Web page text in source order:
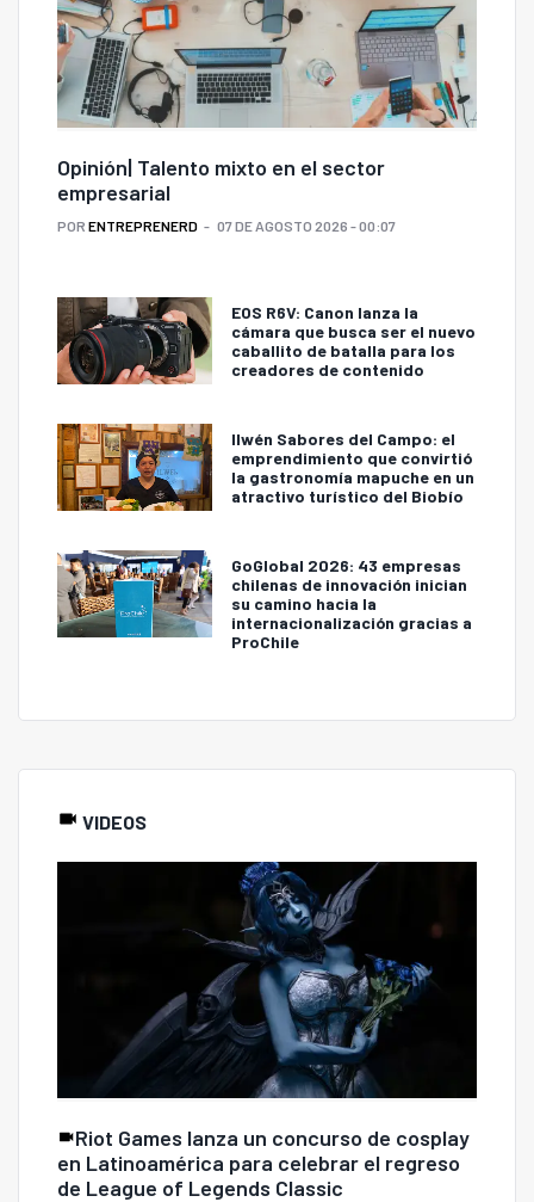
Opinión| Talento mixto en el sector
empresarial
POR ENTREPRENERD 07 DE AGOSTO 2026 - 00:07
EOS R6V: Canon lanza la
cámara que busca ser el nuevo
caballito de batalla para los
creadores de contenido
Ilwén Sabores del Campo: el
emprendimiento que convirtió
la gastronomía mapuche en un
atractivo turístico del Biobío
GoGlobal 2026: 43 empresas
chilenas de innovación inician
su camino hacia la
internacionalización gracias a
ProChile
VIDEOS
Riot Games lanza un concurso de cosplay
en Latinoamérica para celebrar el regreso
de League of Legends Classic